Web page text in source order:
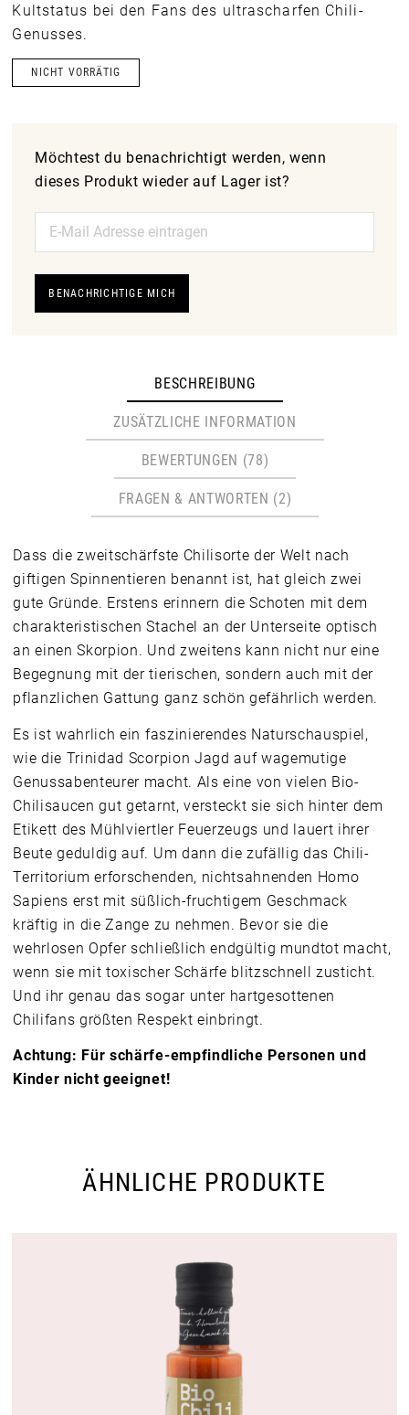
Kultstatus bei den Fans des ultrascharfen Chili-
Genusses.
NICHT VORRÄTIG
Möchtest du benachrichtigt werden, wenn
dieses Produkt wieder auf Lager ist?
BENACHRICHTIGE MICH
BESCHREIBUNG
ZUSÄTZLICHE INFORMATION
BEWERTUNGEN (78)
FRAGEN & ANTWORTEN (2)
Dass die zweitschärfste Chilisorte der Welt nach
giftigen Spinnentieren benannt ist, hat gleich zwei
gute Gründe. Erstens erinnern die Schoten mit dem
charakteristischen Stachel an der Unterseite optisch
an einen Skorpion. Und zweitens kann nicht nur eine
Begegnung mit der tierischen, sondern auch mit der
pflanzlichen Gattung ganz schön gefährlich werden.
Es ist wahrlich ein faszinierendes Naturschauspiel,
wie die Trinidad Scorpion Jagd auf wagemutige
Genussabenteurer macht. Als eine von vielen Bio-
Chilisaucen gut getarnt, versteckt sie sich hinter dem
Etikett des Mühlviertler Feuerzeugs und lauert ihrer
Beute geduldig auf. Um dann die zufällig das Chili-
Territorium erforschenden, nichtsahnenden Homo
Sapiens erst mit süßlich-fruchtigem Geschmack
kräftig in die Zange zu nehmen. Bevor sie die
wehrlosen Opfer schließlich endgültig mundtot macht,
wenn sie mit toxischer Schärfe blitzschnell zusticht.
Und ihr genau das sogar unter hartgesottenen
Chilifans größten Respekt einbringt.
Achtung: Für schärfe-empfindliche Personen und
Kinder nicht geeignet!
ÄHNLICHE PRODUKTE